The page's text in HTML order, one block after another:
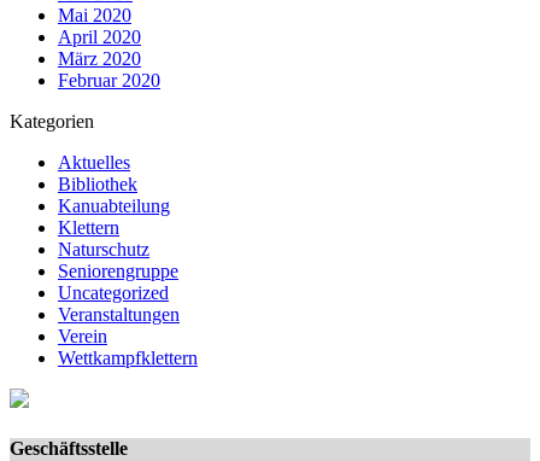
Mai 2020
April 2020
März 2020
Februar 2020
Kategorien
Aktuelles
Bibliothek
Kanuabteilung
Klettern
Naturschutz
Seniorengruppe
Uncategorized
Veranstaltungen
Verein
Wettkampfklettern
Geschäftsstelle